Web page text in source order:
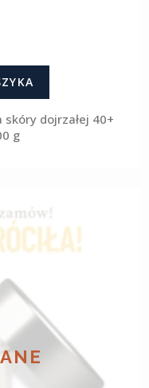
skóry dojrzałej 40+
g